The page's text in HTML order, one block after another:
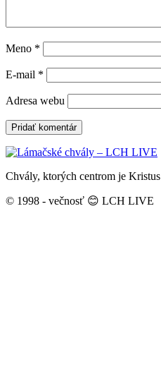
Meno *
E-mail *
Adresa webu
Chvály, ktorých centrom je Kristus
© 1998 - večnosť 😊 LCH LIVE